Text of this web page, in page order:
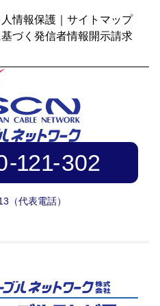
（代表電話）
情報保護
サイトマップ
づく発信者情報開示請求